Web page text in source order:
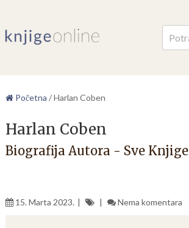
Početna /Harlan Coben
Harlan Coben
Biografija Autora - Sve Knjige
15. Marta 2023. Nema komentara